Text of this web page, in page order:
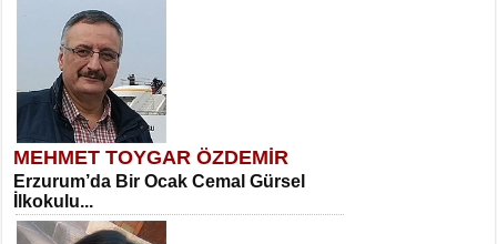
MEHMET TOYGAR ÖZDEMİR
Erzurum’da Bir Ocak Cemal Gürsel
İlkokulu...